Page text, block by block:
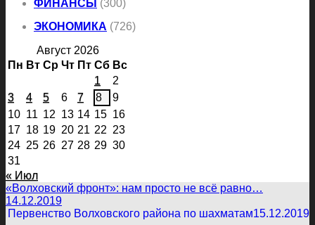
ФИНАНСЫ (300)
ЭКОНОМИКА (726)
Август 2026
Пн Вт Ср Чт Пт Сб Вс
1
2
3
4 5 6 7 8
9
10 11 12 13 14 15 16
17 18 19 20 21 22 23
24 25 26 27 28 29 30
31
« Июл
«Волховский фронт»: нам просто не всё равно…
14.12.2019
Первенство Волховского района по шахматам15.12.2019